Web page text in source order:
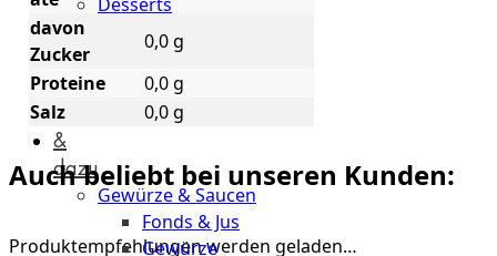
Neu
Sale
&
dazu
Gewürze & Saucen
Fonds & Jus
Gewürze
davon
Zucker
0,0 g
Proteine
0,0 g
Salz
0,0 g
Auch beliebt bei unseren Kunden:
Produktempfehlungen werden geladen…